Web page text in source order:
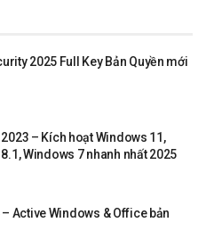
2025 Full Key Bản Quyền mới
– Kích hoạt Windows 11,
Windows 7 nhanh nhất 2025
Active Windows & Office bản